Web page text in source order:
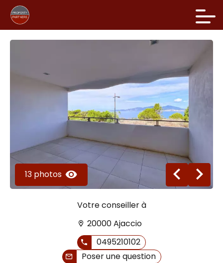
13 photos
Votre conseiller à
20000 Ajaccio
0495210102
Poser une question